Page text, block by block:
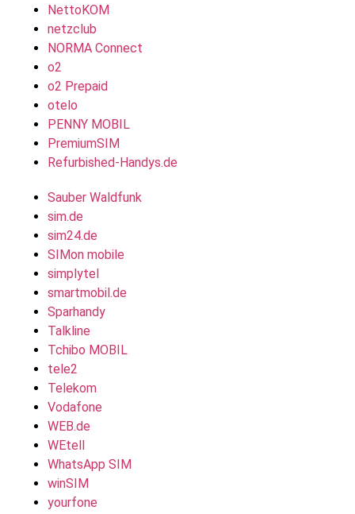
NettoKOM
netzclub
NORMA Connect
o2
o2 Prepaid
otelo
PENNY MOBIL
PremiumSIM
Refurbished-Handys.de
Sauber Waldfunk
sim.de
sim24.de
SIMon mobile
simplytel
smartmobil.de
Sparhandy
Talkline
Tchibo MOBIL
tele2
Telekom
Vodafone
WEB.de
WEtell
WhatsApp SIM
winSIM
yourfone